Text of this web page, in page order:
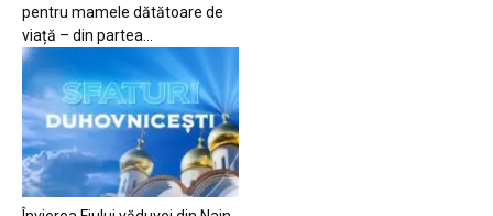
pentru mamele dătătoare de
viață – din partea...